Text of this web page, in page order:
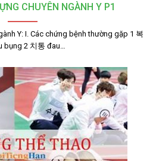
CHUYÊN NGÀNH Y P1
Y: I. Các chứng bệnh thường gặp 1 복
bụng 2 치통 đau…